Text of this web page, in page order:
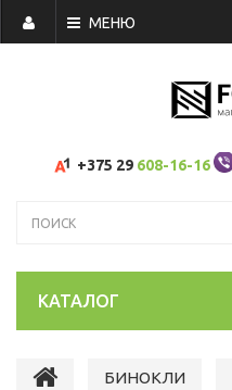
МЕНЮ
+375 29 608-16-16
КАТАЛОГ
БИНОКЛИ